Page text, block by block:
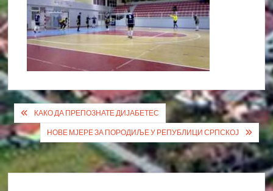
Кретање
чланка
КАКО ДА ПРЕПОЗНАТЕ ДИЈАБЕТЕС
НОВЕ МЈЕРЕ ЗА ПОРОДИЉЕ У РЕПУБЛИЦИ СРПСКОЈ